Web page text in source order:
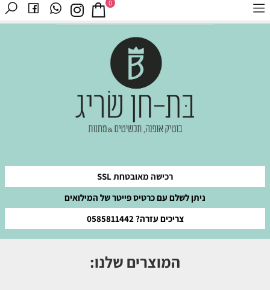
רכישה מאובטחת SSL
ניתן לשלם עם כרטיס פייטר של המילואים
צריכים עזרה? 0585811442
0
המוצרים שלנו: